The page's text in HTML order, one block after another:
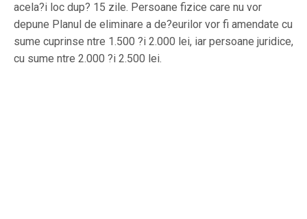
acela?i loc dup? 15 zile. Persoane fizice care nu vor
depune Planul de eliminare a de?eurilor vor fi amendate cu
sume cuprinse ntre 1.500 ?i 2.000 lei, iar persoane juridice,
cu sume ntre 2.000 ?i 2.500 lei.